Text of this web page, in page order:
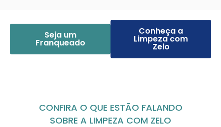
Seja um
Franqueado
Conheça a
Limpeza com
Zelo
CONFIRA O QUE ESTÃO FALANDO
SOBRE A LIMPEZA COM ZELO